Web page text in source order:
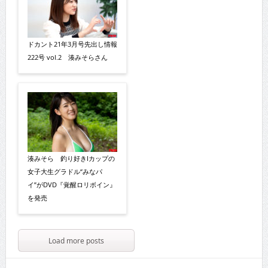
ドカント21年3月号先出し情報
222号 vol.2 湊みそらさん
湊みそら 釣り好きIカップの
女子大生グラドル“みなパ
イ”がDVD『覚醒ロリボイン』
を発売
Load more posts